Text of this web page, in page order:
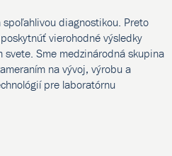
spoľahlivou diagnostikou. Preto
vierohodné výsledky
svete. Sme medzinárodná skupina
na vývoj, výrobu a
pre laboratórnu